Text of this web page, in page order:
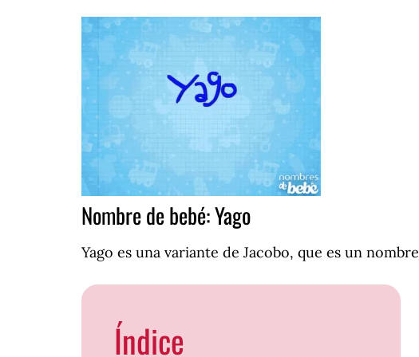
Nombre de bebé: Yago
Yago es una variante de Jacobo, que es un nombre
Índice